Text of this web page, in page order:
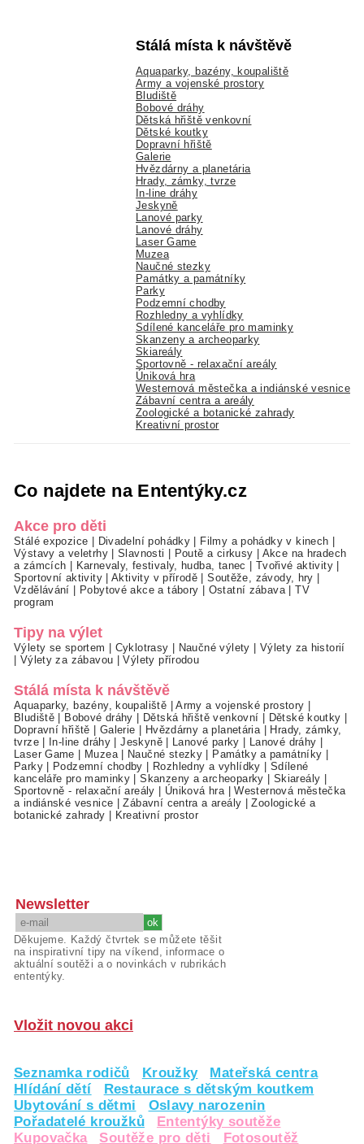
Stálá místa k návštěvě
Aquaparky, bazény, koupaliště
Army a vojenské prostory
Bludiště
Bobové dráhy
Dětská hřiště venkovní
Dětské koutky
Dopravní hřiště
Galerie
Hvězdárny a planetária
Hrady, zámky, tvrze
In-line dráhy
Jeskyně
Lanové parky
Lanové dráhy
Laser Game
Muzea
Naučné stezky
Památky a památníky
Parky
Podzemní chodby
Rozhledny a vyhlídky
Sdílené kanceláře pro maminky
Skanzeny a archeoparky
Skiareály
Sportovně - relaxační areály
Úniková hra
Westernová městečka a indiánské vesnice
Zábavní centra a areály
Zoologické a botanické zahrady
Kreativní prostor
Co najdete na Ententýky.cz
Akce pro děti
Stálé expozice Divadelní pohádky Filmy a pohádky v kinech
Výstavy a veletrhy|Slavnosti Poutě a cirkusy
Akce na hradech
a zámcích
Karnevaly, festivaly, hudba, tanec Tvořivé aktivity
Sportovní aktivity|Aktivity v přírodě |Soutěže, závody, hry
Vzdělávání
Pobytové akce a tábory Ostatní zábava |TV
program
Tipy na výlet
Výlety se sportem Cyklotrasy Naučné výlety
Výlety za historií
Výlety za zábavou |Výlety přírodou
Stálá místa k návštěvě
Aquaparky, bazény, koupaliště |Army a vojenské prostory
Bludiště
Bobové dráhy Dětská hřiště venkovní Dětské koutky
Dopravní hřiště
Galerie Hvězdárny a planetária
Hrady, zámky,
tvrze| In-line dráhy |Jeskyně| Lanové parky Lanové dráhy
Laser Game
Muzea| Naučné stezky Památky a památníky
Parky| Podzemní chodby Rozhledny a vyhlídky
Sdílené
kanceláře pro maminky |Skanzeny a archeoparky Skiareály
Sportovně - relaxační areály
Úniková hra |Westernová městečka
a indiánské vesnice |Zábavní centra a areály |Zoologické a
botanické zahrady
Kreativní prostor
Newsletter
Děkujeme. Každý čtvrtek se můžete těšit
na inspirativní tipy na víkend, informace o
aktuální soutěži a o novinkách v rubrikách
ententýky.
Vložit novou akci
Seznamka rodičů Kroužky
Mateřská centra
Hlídání dětí
Restaurace s dětským koutkem
Ubytování s dětmi
Oslavy narozenin
Pořadatelé kroužků
Ententýky soutěže
Kupovačka
Soutěže pro děti Fotosoutěž